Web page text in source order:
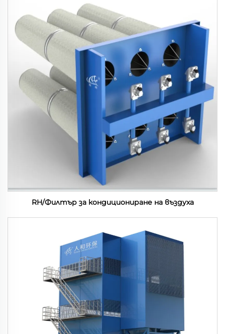
RH/Филтър за кондициониране на въздуха